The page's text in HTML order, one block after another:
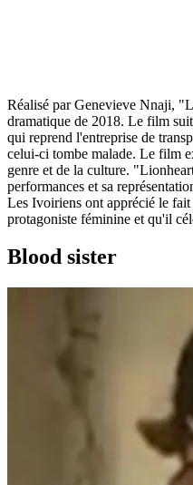
Réalisé par Genevieve Nnaji,
dramatique de 2018. Le film
qui reprend l'entreprise de
celui-ci tombe malade. Le film
genre et de la culture.
performances et sa
Les Ivoiriens ont apprécié le
protagoniste féminine et qu'il
Blood sister